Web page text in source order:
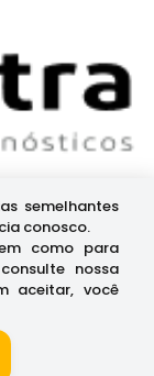
semelhantes
conosco.
como para
nossa
aceitar, você